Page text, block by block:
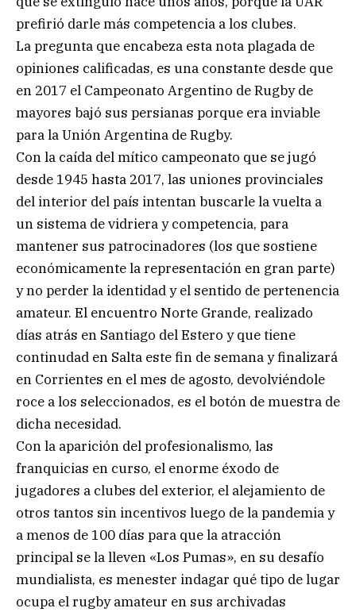
prefirió darle más competencia a los clubes.
La pregunta que encabeza esta nota plagada de
opiniones calificadas, es una constante desde que
en 2017 el Campeonato Argentino de Rugby de
mayores bajó sus persianas porque era inviable
para la Unión Argentina de Rugby.
Con la caída del mítico campeonato que se jugó
desde 1945 hasta 2017, las uniones provinciales
del interior del país intentan buscarle la vuelta a
un sistema de vidriera y competencia, para
mantener sus patrocinadores (los que sostiene
económicamente la representación en gran parte)
y no perder la identidad y el sentido de pertenencia
amateur. El encuentro Norte Grande, realizado
días atrás en Santiago del Estero y que tiene
continudad en Salta este fin de semana y finalizará
en Corrientes en el mes de agosto, devolviéndole
roce a los seleccionados, es el botón de muestra de
dicha necesidad.
Con la aparición del profesionalismo, las
franquicias en curso, el enorme éxodo de
jugadores a clubes del exterior, el alejamiento de
otros tantos sin incentivos luego de la pandemia y
a menos de 100 días para que la atracción
principal se la lleven «Los Pumas», en su desafío
mundialista, es menester indagar qué tipo de lugar
ocupa el rugby amateur en sus archivadas